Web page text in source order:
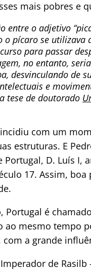
mais pobres e
entre o adjetivo
o pícaro se utilizava
para passar
no entanto,
desvinculando de
e
tese de doutorado
com um
estruturas. E
Portugal, D. Luís
17. Assim,
Portugal é
ao mesmo tempo
a grande
de